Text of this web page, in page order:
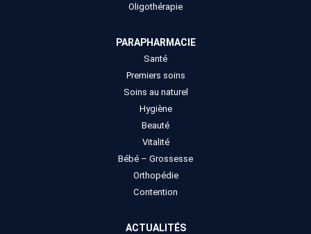
Oligothérapie
PARAPHARMACIE
Santé
Premiers soins
Soins au naturel
Hygiène
Beauté
Vitalité
Bébé – Grossesse
Orthopédie
Contention
ACTUALITÉS